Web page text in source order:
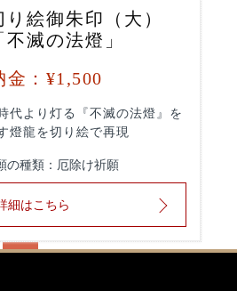
り絵御朱印（大）
不滅の法燈」
金：¥1,500
代より灯る『不滅の法燈』を
燈龍を切り絵で再現
の種類：厄除け祈願
細はこちら